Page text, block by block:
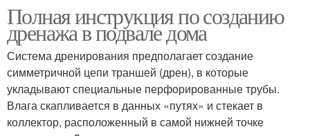
Системы для подвалов Вентиляция в подвале
Вентиляции в подвале
Вентиляционная
система
Полная инструкция по созданию
дренажа в подвале дома
Система дренирования предполагает создание
симметричной цепи траншей (дрен), в которые
укладывают специальные перфорированные трубы.
Влага скапливается в данных «путях» и стекает в
коллектор, расположенный в самой нижней точке